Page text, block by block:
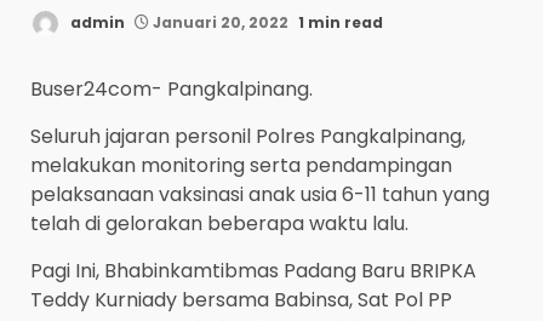
admin Januari 20, 2022 1 min read
Buser24com- Pangkalpinang.
Seluruh jajaran personil Polres Pangkalpinang,
melakukan monitoring serta pendampingan
pelaksanaan vaksinasi anak usia 6-11 tahun yang
telah di gelorakan beberapa waktu lalu.
Pagi Ini, Bhabinkamtibmas Padang Baru BRIPKA
Teddy Kurniady bersama Babinsa, Sat Pol PP